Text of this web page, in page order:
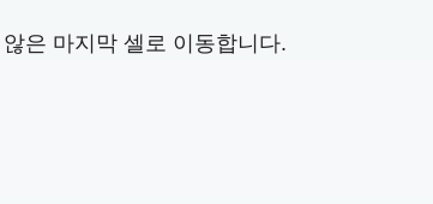
은 마지막 셀로 이동합니다.